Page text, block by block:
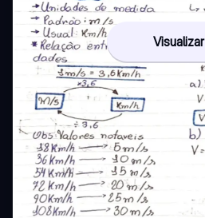
Visualizar